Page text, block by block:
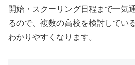
開始・スクーリング日程まで一気
るので、複数の高校を検討してい
わかりやすくなります。